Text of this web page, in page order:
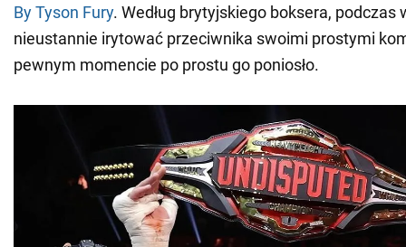
By Tyson Fury. Według brytyjskiego boksera, podczas
nieustannie irytować przeciwnika swoimi prostymi
pewnym momencie po prostu go poniosło.